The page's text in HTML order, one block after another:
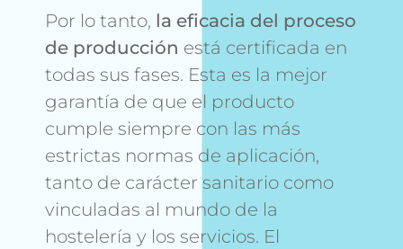
Por lo tanto, la eficacia del proceso
de producción está certificada en
todas sus fases. Esta es la mejor
garantía de que el producto
cumple siempre con las más
estrictas normas de aplicación,
tanto de carácter sanitario como
vinculadas al mundo de la
hostelería y los servicios. El